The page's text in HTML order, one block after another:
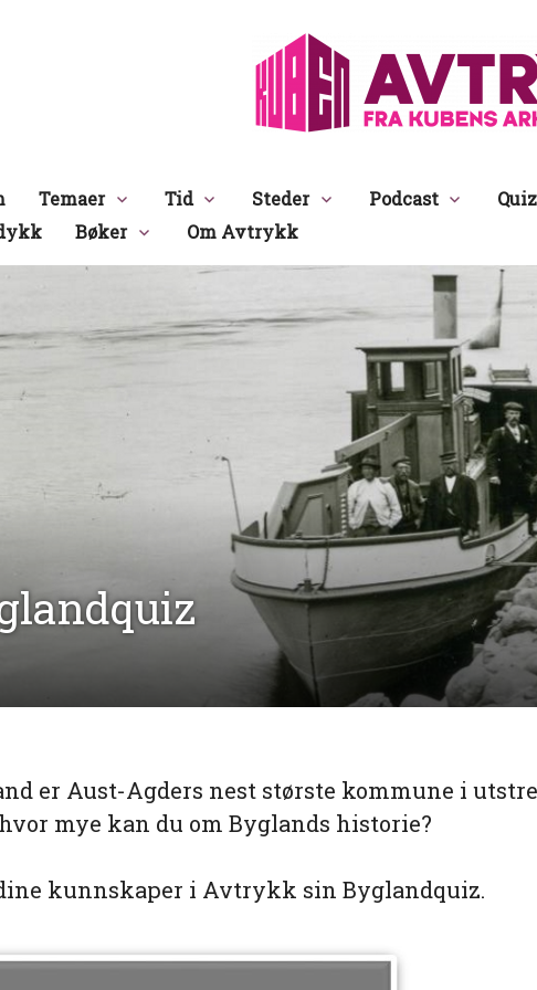
Temaer Tid Steder Podcast Quiz
Bøker Om Avtrykk
er Aust-Agders nest største kommune i
mye kan du om Byglands historie?
kunnskaper i Avtrykk sin Byglandquiz.